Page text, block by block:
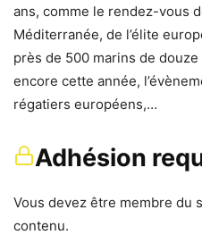
ans, comme le rendez-vous
Méditerranée, de l’élite
près de 500 marins de
encore cette année,
régatiers européens,…
Adhésion
Vous devez être membre du
contenu.